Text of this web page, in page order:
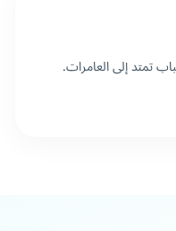
تمتد إلى العامرات.